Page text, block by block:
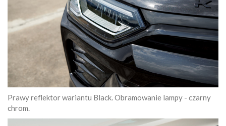
Prawy reflektor wariantu Black. Obramowanie lampy - czarny
chrom.